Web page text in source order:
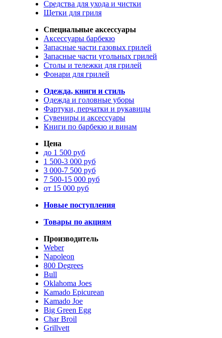
Средства для ухода и чистки
Щетки для гриля
Специальные аксессуары
Аксессуары барбекю
Запасные части газовых грилей
Запасные части угольных грилей
Столы и тележки для грилей
Фонари для грилей
Одежда, книги и стиль
Одежда и головные уборы
Фартуки, перчатки и рукавицы
Сувениры и аксессуары
Книги по барбекю и винам
Цена
до 1 500 руб
1 500-3 000 руб
3 000-7 500 руб
7 500-15 000 руб
от 15 000 руб
Новые поступления
Товары по акциям
Производитель
Weber
Napoleon
800 Degrees
Bull
Oklahoma Joes
Kamado Epicurean
Kamado Joe
Big Green Egg
Char Broil
Grillvett